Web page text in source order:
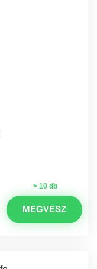
> 10 db
MEGVESZ